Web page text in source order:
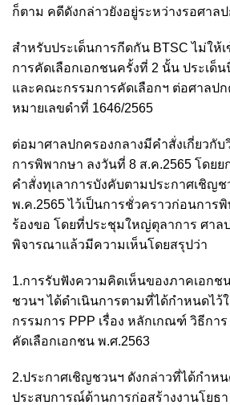
ก็ตาม คดีดังกล่าวยังอยู่ระหว่างรอศาล
สำหรับประเด็นการกีดกัน BTSC ไม่ให้
การคัดเลือกเอกชนครั้งที่ 2 นั้น ประเด็
และคณะกรรมการคัดเลือกฯ ต่อศาลปก
หมายเลขดำที่ 1646/2565
ต่อมาศาลปกครองกลางมีคำสั่งเกี่ยวกั
การพิพากษา ลงวันที่ 8 ส.ค.2565 โดย
คำสั่งทุเลาการบังคับตามประกาศเชิญ
พ.ค.2565 ไว้เป็นการชั่วคราวก่อนการ
ร้องขอ โดยที่ประชุมใหญ่ตุลาการ ศาล
พิจารณาแล้วมีความเห็นโดยสรุปว่า
1.การรับฟังความคิดเห็นของภาคเอกช
ชวนฯ ได้ดำเนินการตามที่ได้กำหนดไว้
กรรมการ PPP เรื่อง หลักเกณฑ์ วิธีกา
คัดเลือกเอกชน พ.ศ.2563
2.ประกาศเชิญชวนฯ ดังกล่าวที่ได้กำ
ประสบการณ์ด้านการก่อสร้างงานโยธา